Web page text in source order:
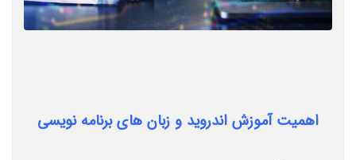
اهمیت آموزش اندروید و زبان های برنامه نویسی